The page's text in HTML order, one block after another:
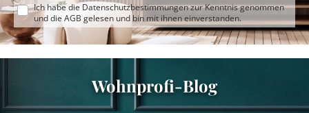
Ich habe die Datenschutzbestimmungenzur Kenntnis genommen
und die AGB gelesen und bin mit ihnen einverstanden.
Wohnprofi-Blog